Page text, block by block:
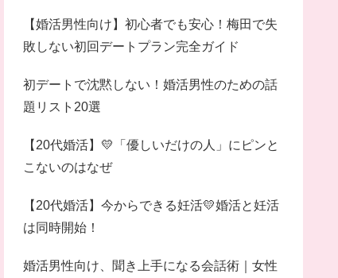
【婚活男性向け】初心者でも安心！梅田で失
敗しない初回デートプラン完全ガイド
初デートで沈黙しない！婚活男性のための話
題リスト20選
【20代婚活】💛「優しいだけの人」にピンと
こないのはなぜ
【20代婚活】今からできる妊活💛婚活と妊活
は同時開始！
婚活男性向け、聞き上手になる会話術｜女性